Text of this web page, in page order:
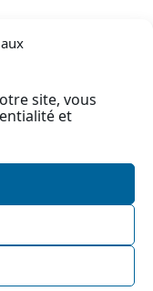
site, vous
et
–Politique de
l’agence webHe-